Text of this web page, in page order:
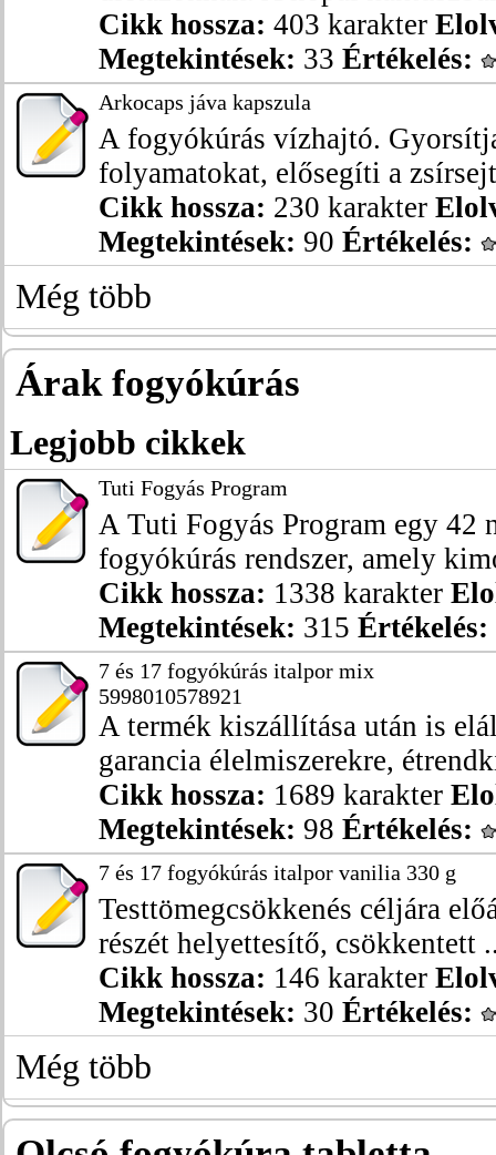
Cikk hossza: 403 karakter
Megtekintések: 33 Értékelés:
Arkocaps jáva kapszula
A fogyókúrás vízhajtó.
folyamatokat, elősegíti a
Cikk hossza: 230 karakter
Megtekintések: 90 Értékelés:
Még több
Árak fogyókúrás
Legjobb cikkek
Tuti Fogyás Program
A Tuti Fogyás Program egy 42
fogyókúrás rendszer, amely
Cikk hossza: 1338 karakter
Megtekintések: 315 Értékelés:
7 és 17 fogyókúrás italpor mix
5998010578921
A termék kiszállítása után is
garancia élelmiszerekre,
Cikk hossza: 1689 karakter
Megtekintések: 98 Értékelés:
7 és 17 fogyókúrás italpor vanilia 330 g
Testtömegcsökkenés céljára
részét helyettesítő, csökkentett
Cikk hossza: 146 karakter
Megtekintések: 30 Értékelés:
Még több